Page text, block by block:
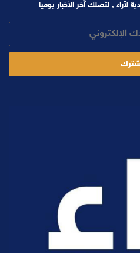
لآراء , لتصلك آخر الأخبار يوميا